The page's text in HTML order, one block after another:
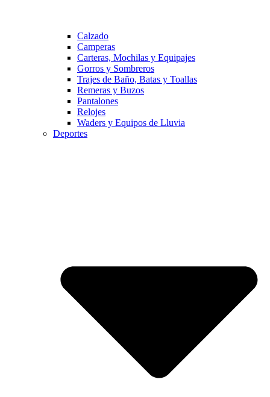
Calzado
Camperas
Carteras, Mochilas y Equipajes
Gorros y Sombreros
Trajes de Baño, Batas y Toallas
Remeras y Buzos
Pantalones
Relojes
Waders y Equipos de Lluvia
Deportes